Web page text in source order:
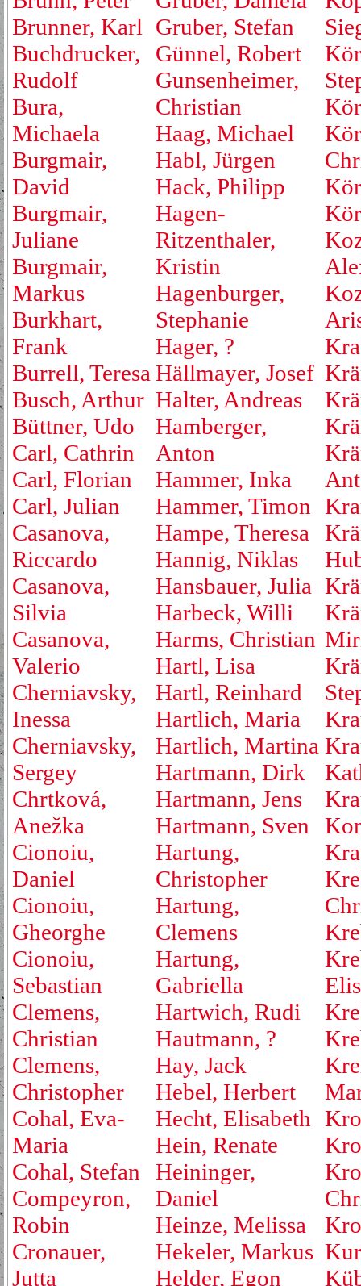
Brunner, Karl
Buchdrucker,
Rudolf
Bura,
Michaela
Burgmair,
David
Burgmair,
Juliane
Burgmair,
Markus
Burkhart,
Frank
Burrell, Teresa
Busch, Arthur
Büttner, Udo
Carl, Cathrin
Carl, Florian
Carl, Julian
Casanova,
Riccardo
Casanova,
Silvia
Casanova,
Valerio
Cherniavsky,
Inessa
Cherniavsky,
Sergey
Chrtková,
Anežka
Cionoiu,
Daniel
Cionoiu,
Gheorghe
Cionoiu,
Sebastian
Clemens,
Christian
Clemens,
Christopher
Cohal, Eva-
Maria
Cohal, Stefan
Compeyron,
Robin
Cronauer,
Jutta
Gruber, Stefan
Günnel, Robert
Gunsenheimer,
Christian
Haag, Michael
Habl, Jürgen
Hack, Philipp
Hagen-
Ritzenthaler,
Kristin
Hagenburger,
Stephanie
Hager, ?
Hällmayer, Josef
Halter, Andreas
Hamberger,
Anton
Hammer, Inka
Hammer, Timon
Hampe, Theresa
Hannig, Niklas
Hansbauer, Julia
Harbeck, Willi
Harms, Christian
Hartl, Lisa
Hartl, Reinhard
Hartlich, Maria
Hartlich, Martina
Hartmann, Dirk
Hartmann, Jens
Hartmann, Sven
Hartung,
Christopher
Hartung,
Clemens
Hartung,
Gabriella
Hartwich, Rudi
Hautmann, ?
Hay, Jack
Hebel, Herbert
Hecht, Elisabeth
Hein, Renate
Heininger,
Daniel
Heinze, Melissa
Hekeler, Markus
Helder, Egon